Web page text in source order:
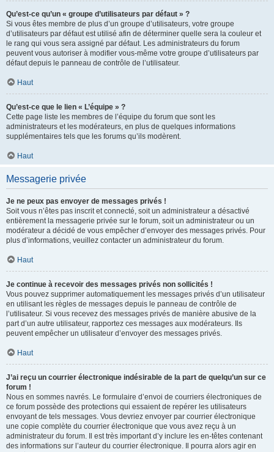
Qu’est-ce qu’un « groupe d’utilisateurs par défaut » ?
Si vous êtes membre de plus d’un groupe d’utilisateurs, votre groupe
d’utilisateurs par défaut est utilisé afin de déterminer quelle sera la couleur et
le rang qui vous sera assigné par défaut. Les administrateurs du forum
peuvent vous autoriser à modifier vous-même votre groupe d’utilisateurs par
défaut depuis le panneau de contrôle de l’utilisateur.
Haut
Qu’est-ce que le lien « L’équipe » ?
Cette page liste les membres de l’équipe du forum que sont les
administrateurs et les modérateurs, en plus de quelques informations
supplémentaires tels que les forums qu’ils modèrent.
Haut
Messagerie privée
Je ne peux pas envoyer de messages privés !
Soit vous n’êtes pas inscrit et connecté, soit un administrateur a désactivé
entièrement la messagerie privée sur le forum, soit un administrateur ou un
modérateur a décidé de vous empêcher d’envoyer des messages privés. Pour
plus d’informations, veuillez contacter un administrateur du forum.
Haut
Je continue à recevoir des messages privés non sollicités !
Vous pouvez supprimer automatiquement les messages privés d’un utilisateur
en utilisant les règles de messages depuis le panneau de contrôle de
l’utilisateur. Si vous recevez des messages privés de manière abusive de la
part d’un autre utilisateur, rapportez ces messages aux modérateurs. Ils
peuvent empêcher un utilisateur d’envoyer des messages privés.
Haut
J’ai reçu un courrier électronique indésirable de la part de quelqu’un sur ce
forum !
Nous en sommes navrés. Le formulaire d’envoi de courriers électroniques de
ce forum possède des protections qui essaient de repérer les utilisateurs
envoyant de tels messages. Vous devriez envoyer par courrier électronique
une copie complète du courrier électronique que vous avez reçu à un
administrateur du forum. Il est très important d’y inclure les en-têtes contenant
des informations sur l’auteur du courrier électronique. Il pourra alors agir en